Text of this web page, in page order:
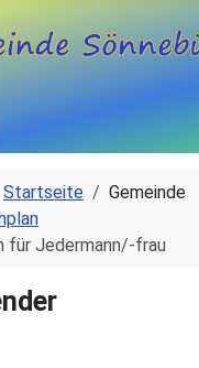
Startseite
Gemeinde
für Jedermann/-frau